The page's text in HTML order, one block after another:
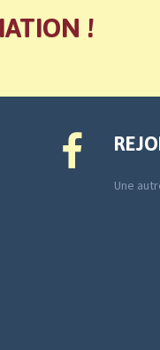
!
Une